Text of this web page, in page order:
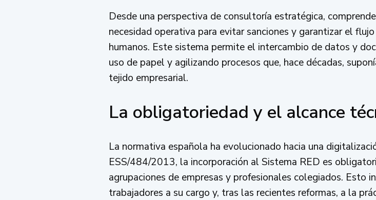
Desde una perspectiva de consultoría estratégica,
necesidad operativa para evitar sanciones y garantizar el
humanos. Este sistema permite el intercambio de datos y
uso de papel y agilizando procesos que, hace décadas,
tejido empresarial.
La obligatoriedad y el alcance
La normativa española ha evolucionado hacia una
ESS/484/2013, la incorporación al Sistema RED es
agrupaciones de empresas y profesionales colegiados. Esto
trabajadores a su cargo y, tras las recientes reformas, a la